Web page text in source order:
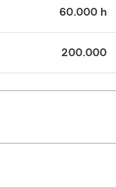
60.000 h
200.000